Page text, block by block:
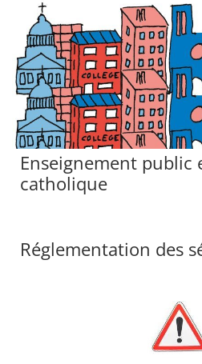
Enseignement public
catholique
Réglementation des